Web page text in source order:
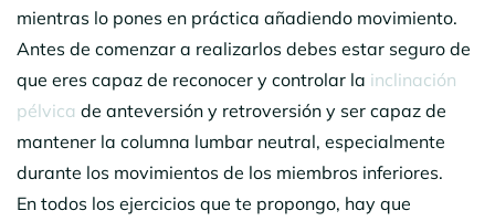
mientras lo pones en práctica añadiendo movimiento.
Antes de comenzar a realizarlos debes estar seguro de
que eres capaz de reconocer y controlar la inclinación
pélvica de anteversión y retroversión y ser capaz de
mantener la columna lumbar neutral, especialmente
durante los movimientos de los miembros inferiores.
En todos los ejercicios que te propongo, hay que